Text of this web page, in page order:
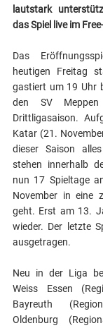
lautstark
das Spiel live im
Das
heutigen Freitag
gastiert um 19 Uhr
den SV
Drittligasaison.
Katar (21.
dieser Saison
stehen innerhalb
nun 17 Spieltage
November in eine
geht. Erst am 13.
wieder. Der letzte
ausgetragen.
Neu in der Liga
Weiss Essen
Bayreuth
Oldenburg